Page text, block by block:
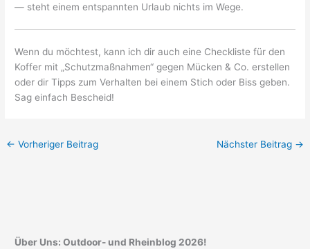
— steht einem entspannten Urlaub nichts im Wege.
Wenn du möchtest, kann ich dir auch eine Checkliste für den
Koffer mit „Schutzmaßnahmen“ gegen Mücken & Co. erstellen
oder dir Tipps zum Verhalten bei einem Stich oder Biss geben.
Sag einfach Bescheid!
← Vorheriger Beitrag Nächster Beitrag →
Über Uns: Outdoor- und Rheinblog 2026!